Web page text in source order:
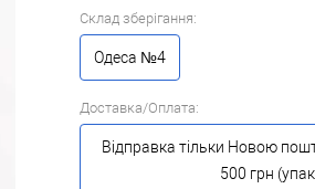
Склад зберігання:
Одеса №4
Доставка/Оплата:
Відправка тільки Новою
500 грн